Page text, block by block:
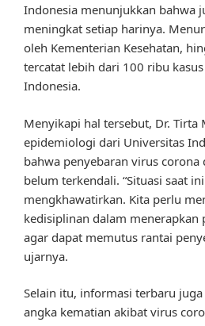
Indonesia menunjukkan bahwa
meningkat setiap harinya.
oleh Kementerian Kesehatan,
tercatat lebih dari 100 ribu
Indonesia.
Menyikapi hal tersebut, Dr. Tirta
epidemiologi dari Universitas
bahwa penyebaran virus corona
belum terkendali. “Situasi saat
mengkhawatirkan. Kita perlu
kedisiplinan dalam menerapkan
agar dapat memutus rantai
ujarnya.
Selain itu, informasi terbaru
angka kematian akibat virus